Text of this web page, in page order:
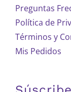
Preguntas
Política de
Términos y
Mis Pedidos